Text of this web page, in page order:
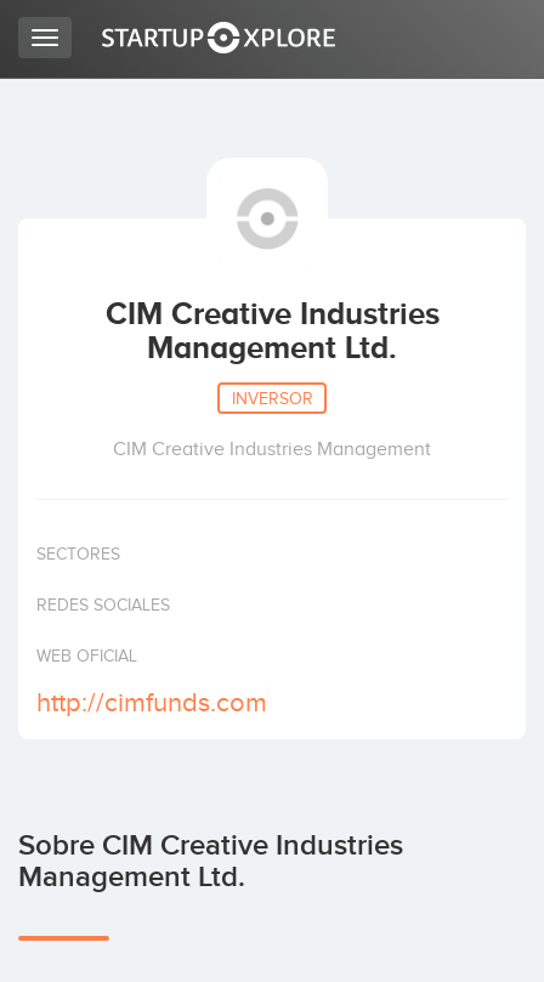
Toggle
navigation
CIM Creative Industries
Management Ltd.
INVERSOR
CIM Creative Industries Management
SECTORES
REDES SOCIALES
WEB OFICIAL
http://cimfunds.com
Sobre CIM Creative Industries
Management Ltd.